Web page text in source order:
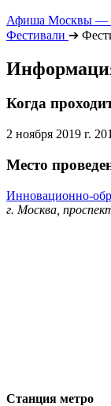
Афиша Москвы —
Фестивали ➔
Когда
2 ноября 2019 г.
Место
Инновационно-
г. Москва,
Станция метро